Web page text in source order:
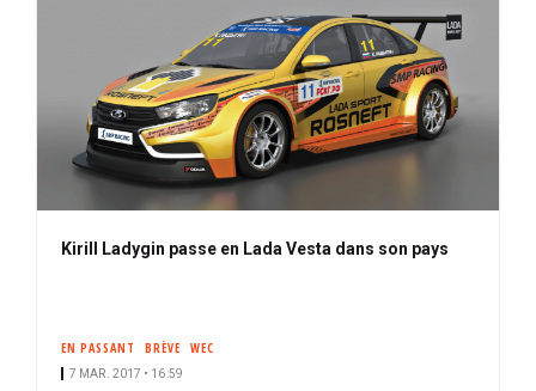
Kirill Ladygin passe en Lada Vesta dans son pays
EN PASSANT BRÈVE WEC
7 MAR. 2017 • 16:59